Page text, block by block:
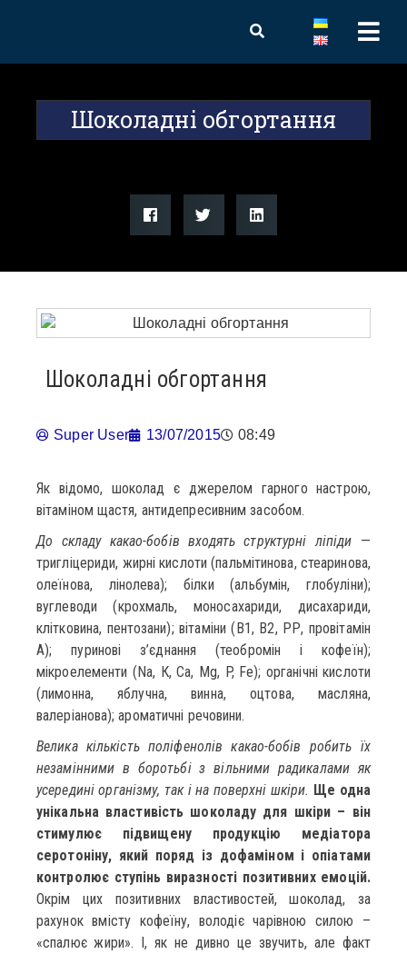
Шоколадні обгортання
Шоколадні обгортання
Super User 13/07/2015 08:49
Як відомо, шоколад є джерелом гарного настрою,
вітаміном щастя, антидепресивним засобом.
До складу какао-бобів входять структурні ліпіди —
тригліцериди, жирні кислоти (пальмітинова, стеаринова,
олеїнова, лінолева); білки (альбумін, глобуліни);
вуглеводи (крохмаль, моносахариди, дисахариди,
клітковина, пентозани); вітаміни (В1, В2, РР, провітамін
А); пуринові з’єднання (теобромін і кофеїн);
мікроелементи (Na, К, Са, Mg, P, Fe); органічні кислоти
(лимонна, яблучна, винна, оцтова, масляна,
валеріанова); ароматичні речовини.
Велика кількість поліфенолів какао-бобів робить їх
незамінними в боротьбі з вільними радикалами як
усередині організму, так і на поверхні шкіри. Ще одна
унікальна властивість шоколаду для шкіри – він
стимулює підвищену продукцію медіатора
серотоніну, який поряд із дофаміном і опіатами
контролює ступінь виразності позитивних емоцій.
Окрім цих позитивних властивостей, шоколад, за
рахунок вмісту кофеїну, володіє чарівною силою –
«спалює жири». І, як не дивно це звучить, але факт